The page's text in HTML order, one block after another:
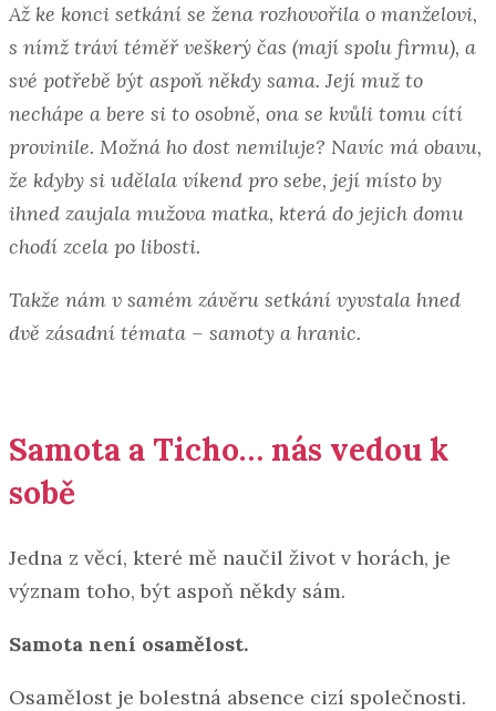
Až ke konci setkání se žena rozhovořila o manželovi,
s nímž tráví téměř veškerý čas (mají spolu firmu), a
své potřebě být aspoň někdy sama. Její muž to
nechápe a bere si to osobně, ona se kvůli tomu cítí
provinile. Možná ho dost nemiluje? Navíc má obavu,
že kdyby si udělala víkend pro sebe, její místo by
ihned zaujala mužova matka, která do jejich domu
chodí zcela po libosti.
Takže nám v samém závěru setkání vyvstala hned
dvě zásadní témata – samoty a hranic.
Samota a Ticho… nás vedou k
sobě
Jedna z věcí, které mě naučil život v horách, je
význam toho, být aspoň někdy sám.
Samota není osamělost.
Osamělost je bolestná absence cizí společnosti.